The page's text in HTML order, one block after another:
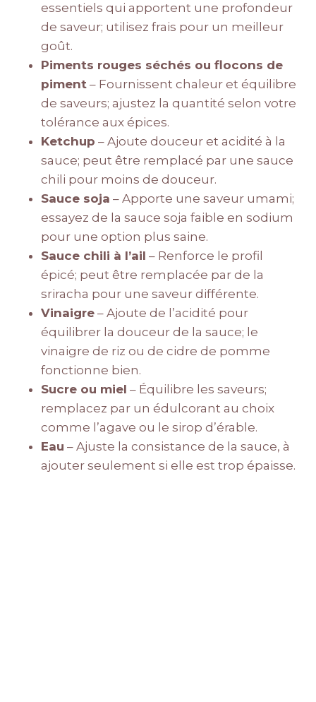
essentiels qui apportent une profondeur
de saveur; utilisez frais pour un meilleur
goût.
Piments rouges séchés ou flocons de
piment – Fournissent chaleur et équilibre
de saveurs; ajustez la quantité selon votre
tolérance aux épices.
Ketchup – Ajoute douceur et acidité à la
sauce; peut être remplacé par une sauce
chili pour moins de douceur.
Sauce soja – Apporte une saveur umami;
essayez de la sauce soja faible en sodium
pour une option plus saine.
Sauce chili à l’ail – Renforce le profil
épicé; peut être remplacée par de la
sriracha pour une saveur différente.
Vinaigre – Ajoute de l’acidité pour
équilibrer la douceur de la sauce; le
vinaigre de riz ou de cidre de pomme
fonctionne bien.
Sucre ou miel – Équilibre les saveurs;
remplacez par un édulcorant au choix
comme l’agave ou le sirop d’érable.
Eau – Ajuste la consistance de la sauce, à
ajouter seulement si elle est trop épaisse.